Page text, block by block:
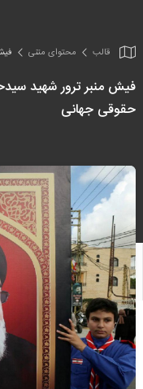
قالب محتوای متنی
فیش منبر ترور شهید
حقوقی جهانی